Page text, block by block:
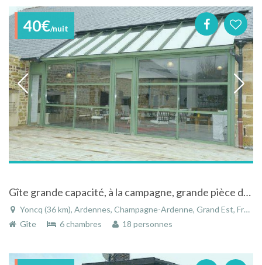
40€/nuit
Gîte grande capacité, à la campagne, grande pièce de vie, dans les Ardennes françaises
Yoncq (36 km), Ardennes, Champagne-Ardenne, Grand Est, France
Gîte
6 chambres 18 personnes